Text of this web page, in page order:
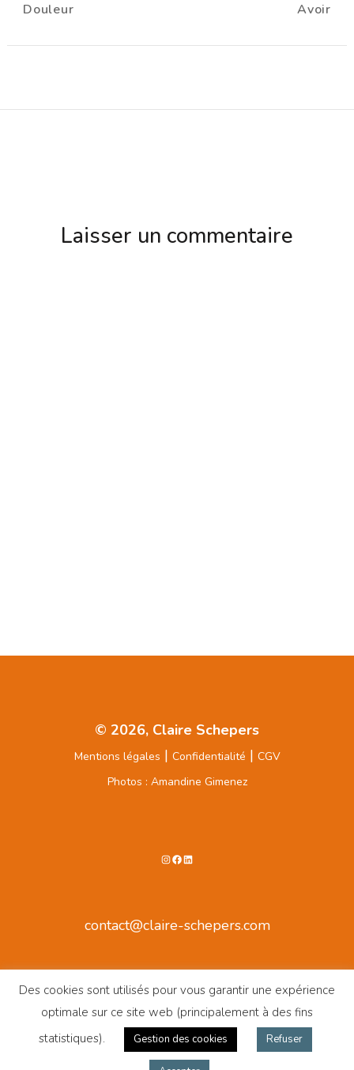
d'article
Douleur Avoir
Laisser un commentaire
© 2026, Claire Schepers
Mentions légales | Confidentialité | CGV
Photos : Amandine Gimenez
Instagram
Facebook
LinkedIn
contact@claire-schepers.com
Des cookies sont utilisés pour vous garantir une expérience
optimale sur ce site web (principalement à des fins
statistiques).
Gestion des cookies Refuser